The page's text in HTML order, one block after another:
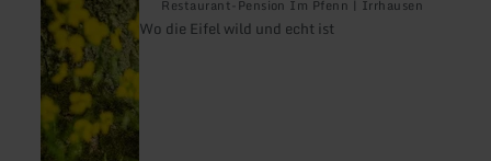
Restaurant-Pension Im Pfenn | Irrhausen
Wo die Eifel wild und echt ist
die
Eifel
wild
und
echt
ist